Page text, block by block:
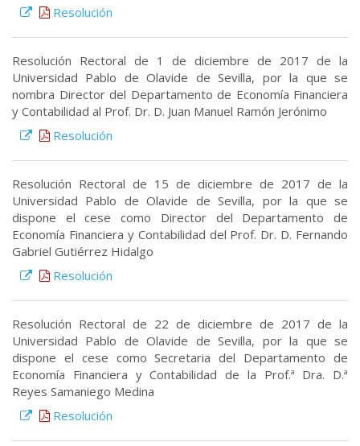
Resolución
Resolución Rectoral de 1 de diciembre de 2017 de la
Universidad Pablo de Olavide de Sevilla, por la que se
nombra Director del Departamento de Economía Financiera
y Contabilidad al Prof. Dr. D. Juan Manuel Ramón Jerónimo
Resolución
Resolución Rectoral de 15 de diciembre de 2017 de la
Universidad Pablo de Olavide de Sevilla, por la que se
dispone el cese como Director del Departamento de
Economía Financiera y Contabilidad del Prof. Dr. D. Fernando
Gabriel Gutiérrez Hidalgo
Resolución
Resolución Rectoral de 22 de diciembre de 2017 de la
Universidad Pablo de Olavide de Sevilla, por la que se
dispone el cese como Secretaria del Departamento de
Economía Financiera y Contabilidad de la Prof.ª Dra. D.ª
Reyes Samaniego Medina
Resolución